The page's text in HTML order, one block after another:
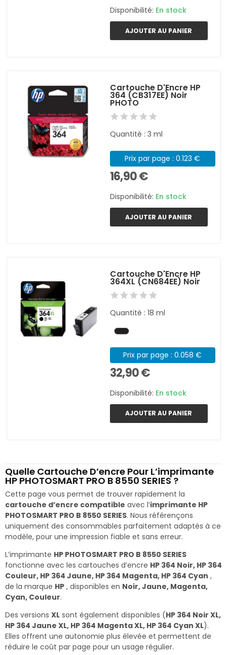
Disponibilité: En stock
AJOUTER AU PANIER
Cartouche D'Encre HP
364 (CB317EE) Noir
PHOTO
Quantité : 3 ml
Prix par page : 0.123 €
16,90 €
Disponibilité: En stock
AJOUTER AU PANIER
Cartouche D'Encre HP
364XL (CN684EE) Noir
Quantité : 18 ml
Prix par page : 0.058 €
32,90 €
Disponibilité: En stock
AJOUTER AU PANIER
Quelle Cartouche D’encre Pour L’imprimante
HP PHOTOSMART PRO B 8550 SERIES ?
Cette page vous permet de trouver rapidement la
cartouche d’encre compatible avec l’imprimante HP
PHOTOSMART PRO B 8550 SERIES. Nous référençons
uniquement des consommables parfaitement adaptés à ce
modèle, pour une impression fiable et sans erreur.
L’imprimante HP PHOTOSMART PRO B 8550 SERIES
fonctionne avec les cartouches d’encre HP 364 Noir, HP 364
Couleur, HP 364 Jaune, HP 364 Magenta, HP 364 Cyan ,
de la marque HP , disponibles en Noir, Jaune, Magenta,
Cyan, Couleur.
Des versions XL sont également disponibles (HP 364 Noir XL,
HP 364 Jaune XL, HP 364 Magenta XL, HP 364 Cyan XL).
Elles offrent une autonomie plus élevée et permettent de
réduire le coût par page pour un usage régulier.